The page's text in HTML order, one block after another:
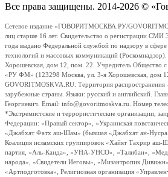
Все права защищены. 2014-2026 ©
Сетевое издание «ГОВОРИТМОСКВА.РУ/
лиц старше 16 лет. Свидетельство о регистрации
года выдано Федеральной службой по надзору в
технологий и массовых коммуникаций
Хорошевская, дом 12, пом. 22. Учредитель Общество с
«РУ ФМ» (123298 Москва, ул. 3-я Хорошевская, дом
GOVORITMOSKVA.RU. Территория распространения
зарубежные страны. Языки: русский и английский.
Георгиевич. Email: info@govoritmoskva.ru. Номер
*Экстремистские и террористические организации,
Федерации: «Правый сектор», «Украинская
«Джабхат Фатх аш-Шам» (бывшая «Джабхат ан-
Коалиция исламских группировок «Хайят Тахрир аш-
партия, «Аль-Каида», «УНА-УНСО», «Талибан»,
народа», «Свидетели Иеговы», «Мизантропик
«Артподготовка», Религиозная организация